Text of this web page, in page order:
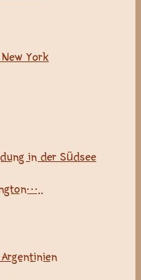
York
in der Südsee